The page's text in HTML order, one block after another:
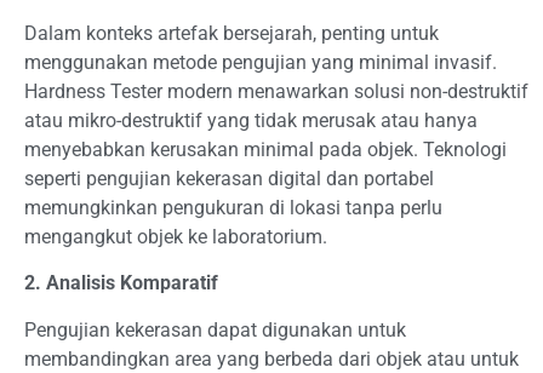
Dalam konteks artefak bersejarah, penting untuk
menggunakan metode pengujian yang minimal invasif.
Hardness Tester modern menawarkan solusi non-destruktif
atau mikro-destruktif yang tidak merusak atau hanya
menyebabkan kerusakan minimal pada objek. Teknologi
seperti pengujian kekerasan digital dan portabel
memungkinkan pengukuran di lokasi tanpa perlu
mengangkut objek ke laboratorium.
2. Analisis Komparatif
Pengujian kekerasan dapat digunakan untuk
membandingkan area yang berbeda dari objek atau untuk